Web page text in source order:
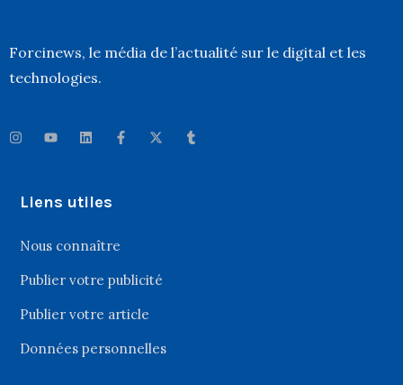
Forcinews, le média de l’actualité sur le digital et les
technologies.
Liens utiles
Nous connaître
Publier votre publicité
Publier votre article
Données personnelles